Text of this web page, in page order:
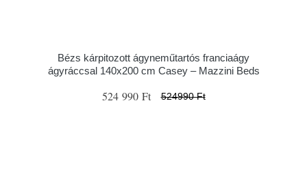
Bézs kárpitozott ágyneműtartós franciaágy
ágyráccsal 140x200 cm Casey – Mazzini Beds
524 990 Ft 524990 Ft